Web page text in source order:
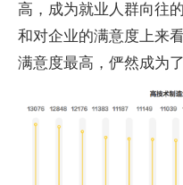
高，成为就业人群向往
和对企业的满意度上来
满意度最高，俨然成为